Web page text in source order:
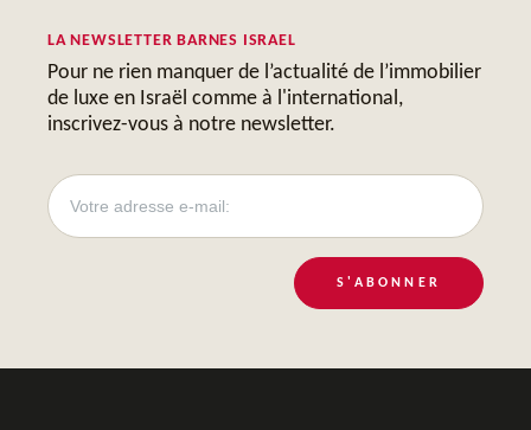
LA NEWSLETTER BARNES ISRAEL
Pour ne rien manquer de l’actualité de l’immobilier
de luxe en Israël comme à l'international,
inscrivez-vous à notre newsletter.
S'ABONNER